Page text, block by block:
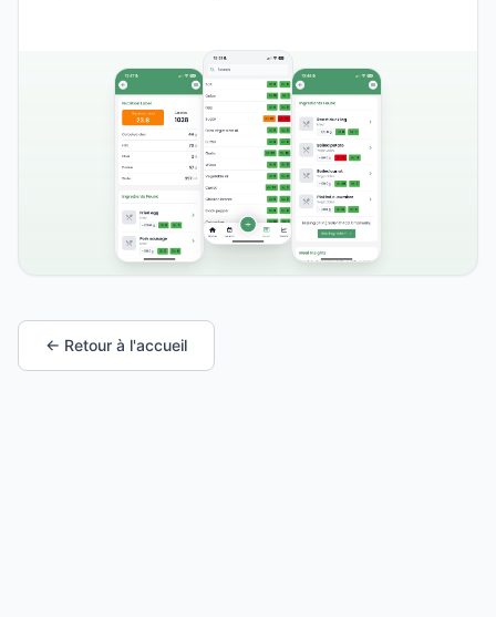
← Retour à l'accueil